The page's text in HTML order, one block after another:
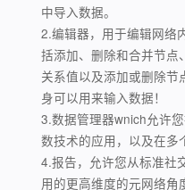
中导入数据。
2.编辑器，用于编辑网络
括添加、删除和合并节点
关系值以及添加或删除节
身可以用来输入数据！
3.数据管理器wnich允许
数技术的应用，以及在多
4.报告，允许您从标准社
用的更高维度的元网络角